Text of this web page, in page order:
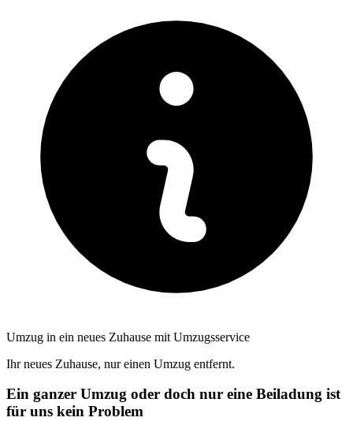
Umzug in ein neues Zuhause mit Umzugsservice
Ihr neues Zuhause, nur einen Umzug entfernt.
Ein ganzer Umzug oder doch nur eine Beiladung ist
für uns kein Problem